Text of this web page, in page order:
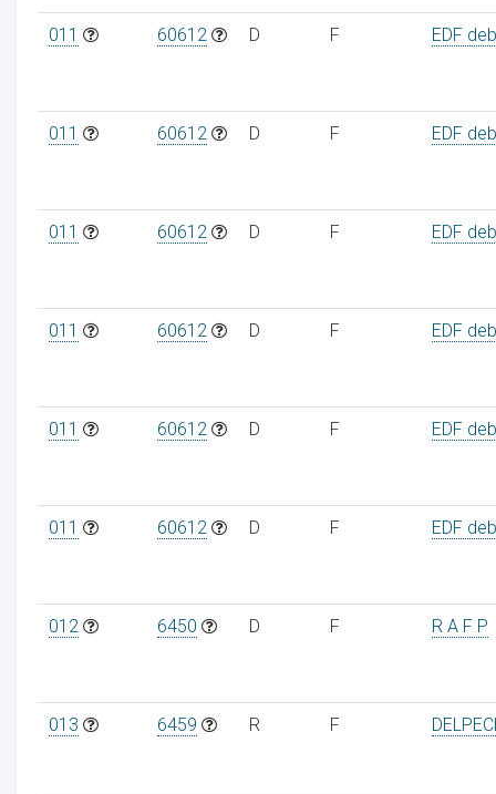
011 60612 D F EDF
011 60612 D F EDF
011 60612 D F EDF
011 60612 D F EDF
011 60612 D F EDF
011 60612 D F EDF
012 6450 D F R A F P
013 6459 R F